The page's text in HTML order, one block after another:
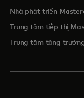
Nhà phát triển
Trung tâm tiếp thị
Trung tâm tăng